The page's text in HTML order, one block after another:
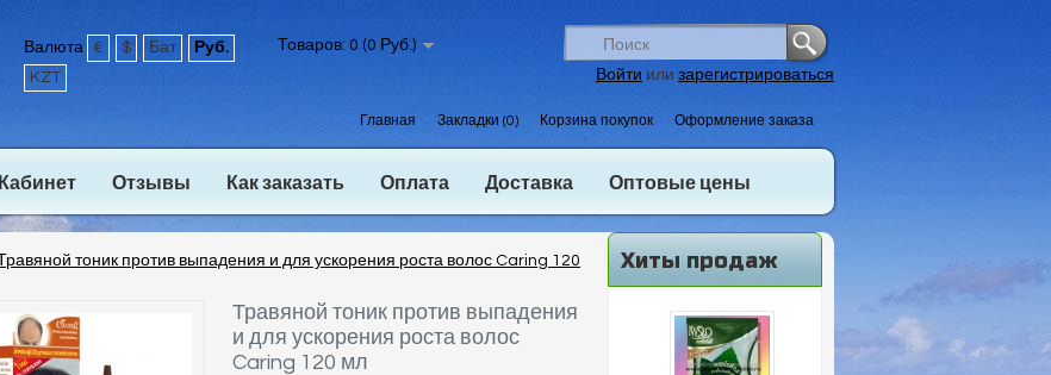
Валюта € $ Бат
Руб.
KZT
Товаров: 0 (0 Руб.)
Войти или зарегистрироваться
Главная Закладки (0) Корзина покупок Оформление заказа
Кабинет Отзывы Как заказать Оплата Доставка Оптовые цены
Хиты продаж
Травяной тоник против выпадения и для ускорения роста волос Caring 120
Травяной тоник против выпадения
и для ускорения роста волос
Caring 120 мл